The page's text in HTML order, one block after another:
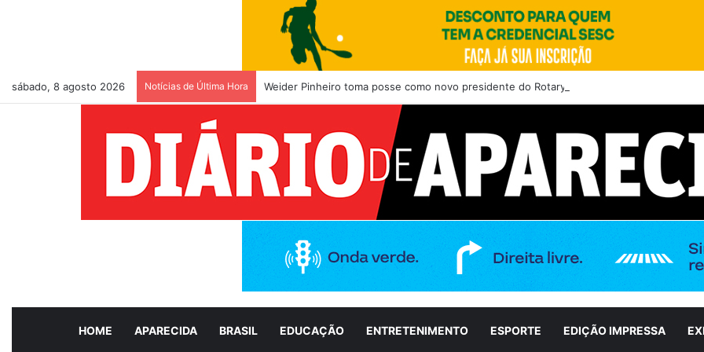
sábado, 8 agosto 2026 Notícias de Última Hora Weider Pinheiro toma posse como novo presidente do Rotary Club de Aparecida de
HOME APARECIDA BRASIL EDUCAÇÃO ENTRETENIMENTO ESPORTE EDIÇÃO IMPRESSA